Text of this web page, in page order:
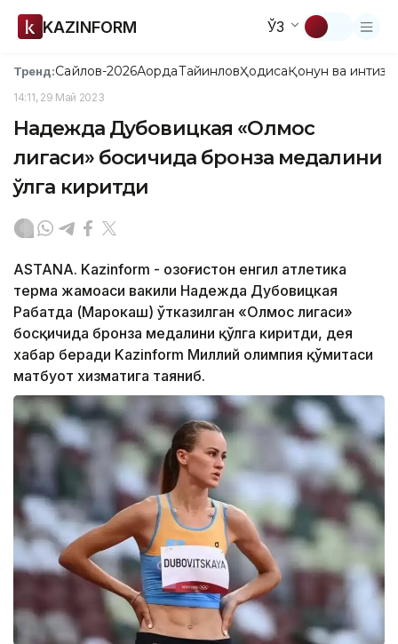
KAZINFORM ЎЗ
Тренд:Сайлов-2026АқордаТайинловҲодисаҚонун ва
14:11, 29 Май 2023
Надежда Дубовицкая «Олмос
лигаси» босқичида бронза медалини
қўлга киритди
ASTANA. Kazinform - Қозоғистон енгил атлетика
терма жамоаси вакили Надежда Дубовицкая
Рабатда (Марокаш) ўтказилган «Олмос лигаси»
босқичида бронза медалини қўлга киритди, дея
хабар беради Kazinform Миллий олимпия қўмитаси
матбуот хизматига таяниб.